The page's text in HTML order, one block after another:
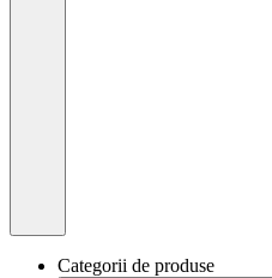
Categorii de produse